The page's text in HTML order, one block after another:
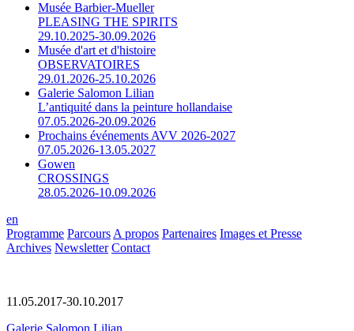
Musée Barbier-Mueller
PLEASING THE SPIRITS
29.10.2025-30.09.2026
Musée d'art et d'histoire
OBSERVATOIRES
29.01.2026-25.10.2026
Galerie Salomon Lilian
L’antiquité dans la peinture hollandaise
07.05.2026-20.09.2026
Prochains événements AVV 2026-2027
07.05.2026-13.05.2027
Gowen
CROSSINGS
28.05.2026-10.09.2026
en
Programme Parcours A propos Partenaires Images et Presse
Archives Newsletter Contact
11.05.2017-30.10.2017
Galerie Salomon Lilian